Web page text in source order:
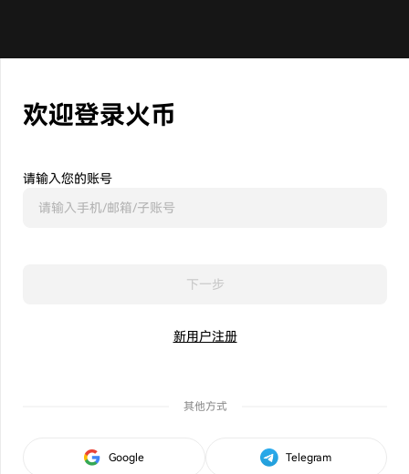
欢迎登录火币
请输入您的账号
下一步
新用户注册
其他方式
Google Telegram